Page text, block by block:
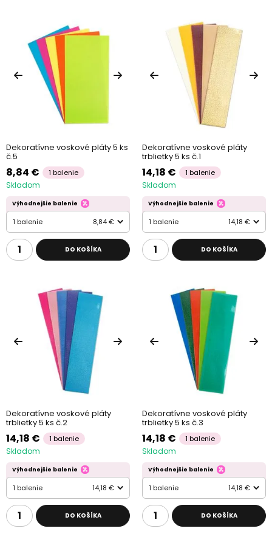
Dekoratívne voskové pláty 5 ks
č.5
8,84 € 1 balenie
Skladom
Výhodnejšie balenie
1 balenie 8,84 €
DO KOŠÍKA
Dekoratívne voskové pláty
trblietky 5 ks č.1
14,18 € 1 balenie
Skladom
Výhodnejšie balenie
1 balenie 14,18 €
DO KOŠÍKA
Dekoratívne voskové pláty
trblietky 5 ks č.2
14,18 € 1 balenie
Skladom
Výhodnejšie balenie
1 balenie 14,18 €
DO KOŠÍKA
Dekoratívne voskové pláty
trblietky 5 ks č.3
14,18 € 1 balenie
Skladom
Výhodnejšie balenie
1 balenie 14,18 €
DO KOŠÍKA